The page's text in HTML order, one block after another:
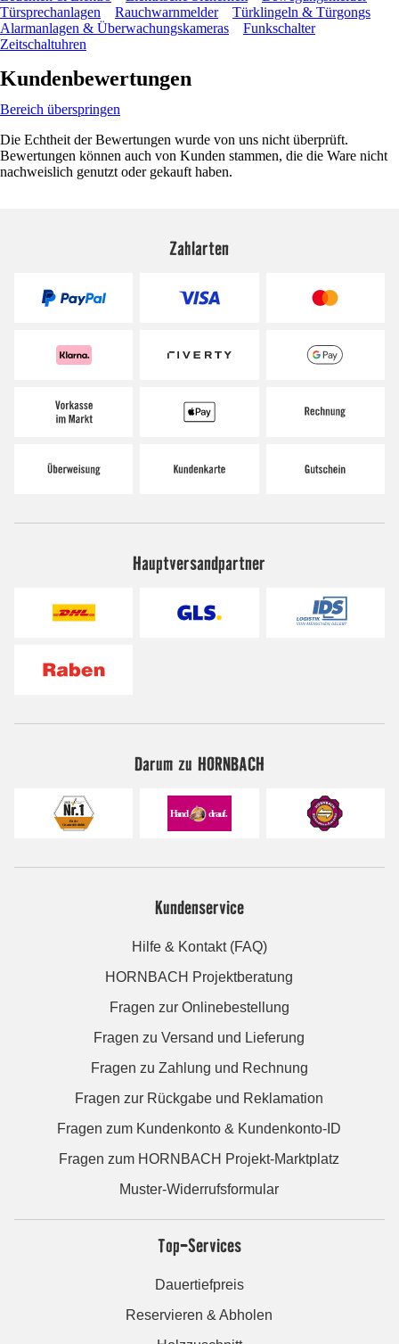
Türsprechanlagen
Rauchwarnmelder
Türklingeln & Türgongs
Alarmanlagen & Überwachungskameras
Funkschalter
Zeitschaltuhren
Kundenbewertungen
Bereich überspringen
Die Echtheit der Bewertungen wurde von uns nicht überprüft.
Bewertungen können auch von Kunden stammen, die die Ware nicht
nachweislich genutzt oder gekauft haben.
Zahlarten
Hauptversandpartner
Darum zu HORNBACH
Kundenservice
Hilfe & Kontakt (FAQ)
HORNBACH Projektberatung
Fragen zur Onlinebestellung
Fragen zu Versand und Lieferung
Fragen zu Zahlung und Rechnung
Fragen zur Rückgabe und Reklamation
Fragen zum Kundenkonto & Kundenkonto-ID
Fragen zum HORNBACH Projekt-Marktplatz
Muster-Widerrufsformular
Top-Services
Dauertiefpreis
Reservieren & Abholen